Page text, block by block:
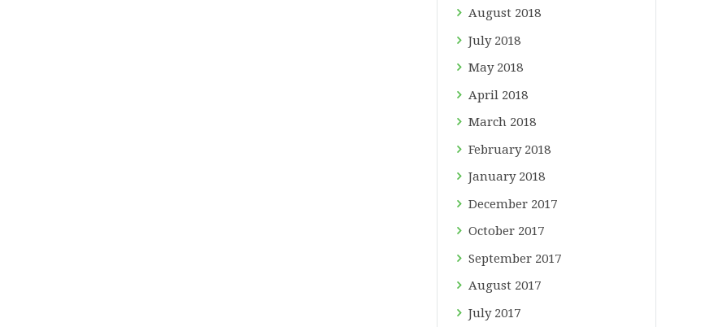
August 2018
July 2018
May 2018
April 2018
March 2018
February 2018
January 2018
December 2017
October 2017
September 2017
August 2017
July 2017